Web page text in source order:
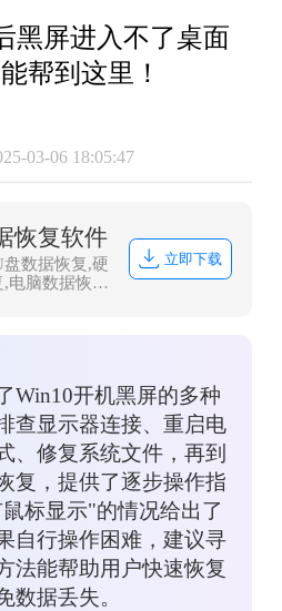
黑屏进入不了桌面
帮到这里！
03-06 18:05:47
恢复软件
数据恢复,硬
电脑数据恢
复,sd卡数
立即下载
Win10开机黑屏的多种
查显示器连接、重启电
、修复系统文件，再到
复，提供了逐步操作指
标显示"的情况给出了
自行操作困难，建议寻
法能帮助用户快速恢复
数据丢失。